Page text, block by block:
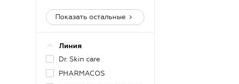
Показать остальные
Линия
Dr. Skin care
PHARMACOS